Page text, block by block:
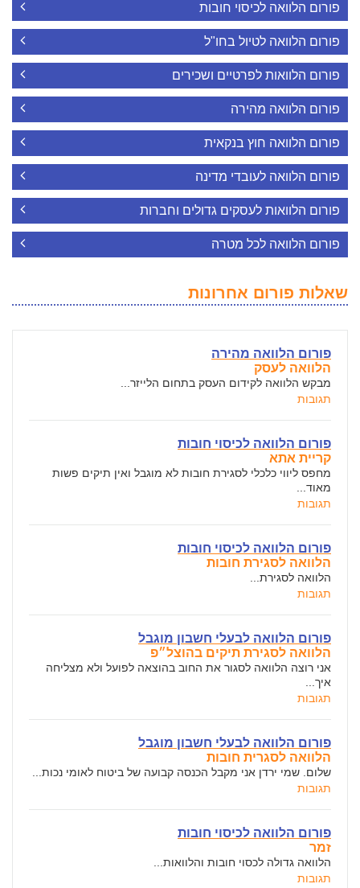
פורום הלוואה לכיסוי חובות
פורום הלוואה לטיול בחו"ל
פורום הלוואות לפרטיים ושכירים
פורום הלוואה מהירה
פורום הלוואה חוץ בנקאית
פורום הלוואה לעובדי מדינה
פורום הלוואות לעסקים גדולים וחברות
פורום הלוואה לכל מטרה
שאלות פורום אחרונות
פורום הלוואה מהירה
הלוואה לעסק
מבקש הלוואה לקידום העסק בתחום הלייזר...
תגובות
פורום הלוואה לכיסוי חובות
קריית אתא
מחפס ליווי כלכלי לסגירת חובות לא מוגבל ואין תיקים פשות
מאוד...
תגובות
פורום הלוואה לכיסוי חובות
הלוואה לסגירת חובות
הלוואה לסגירת...
תגובות
פורום הלוואה לבעלי חשבון מוגבל
הלוואה לסגירת תיקים בהוצל״פ
אני רוצה הלוואה לסגור את החוב בהוצאה לפועל ולא מצליחה
איך...
תגובות
פורום הלוואה לבעלי חשבון מוגבל
הלוואה לסגרית חובות
שלום. שמי ירדן אני מקבל הכנסה קבועה של ביטוח לאומי נכות...
תגובות
פורום הלוואה לכיסוי חובות
זמר
הלוואה גדולה לכסוי חובות והלוואות...
תגובות